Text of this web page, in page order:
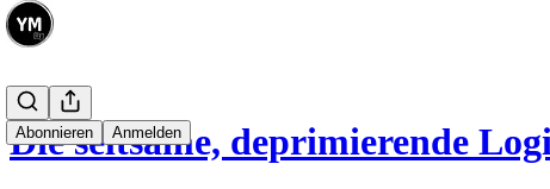
Abonnieren Anmelden
Die seltsame, deprimierende